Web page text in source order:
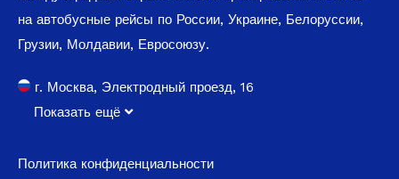
на автобусные рейсы по России, Украине, Белоруссии,
Грузии, Молдавии, Евросоюзу.
г. Москва, Электродный проезд, 16
Показать ещё
Политика конфиденциальности